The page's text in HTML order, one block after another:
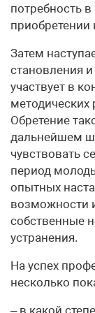
потребность
Затем
становления
участвует в
методических
Обретение
дальнейшем
чувствовать
период
опытных
возможности
собственные
устранения.
На успех
несколько